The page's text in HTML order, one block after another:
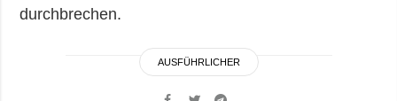
durchbrechen.
AUSFÜHRLICHER